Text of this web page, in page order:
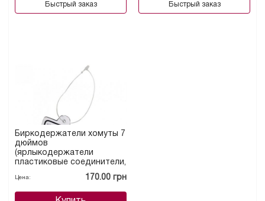
Быстрый заказ Быстрый заказ
Биркодержатели хомуты 7
дюймов
(ярлыкодержатели
пластиковые соединители,
Цена: 170.00 грн